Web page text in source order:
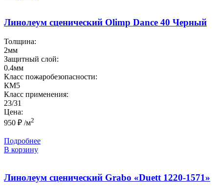
Линолеум сценический Olimp Dance 40 Черный
Толщина:
2мм
Защитный слой:
0.4мм
Класс пожаробезопасности:
КМ5
Класс применения:
23/31
Цена:
950 ₽ /м2
Подробнее
В корзину
Линолеум сценический Grabo «Duett 1220-1571»